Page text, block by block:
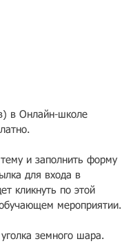
в Онлайн-школе
и заполнить форму
для входа в
кликнуть по этой
мероприятии.
земного шара.